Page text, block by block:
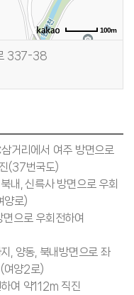
100m
로드뷰 길찾기
337-38
거리에서 여주 방면으로
(37번국도)
내, 신륵사 방면으로 우회
양로)
으로 우회전하여
, 양동, 북내방면으로 좌
여양2로)
여 약112m 직진